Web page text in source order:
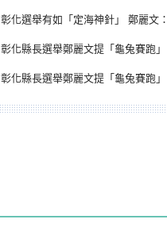
彰化選舉有如「定海神針」 鄭麗文：傾全黨之力讓彰化贏
彰化縣長選舉鄭麗文提「龜兔賽跑」 綠營、無黨籍忙否認是烏龜
彰化縣長選舉鄭麗文提「龜兔賽跑」 綠營、無黨籍忙否認是烏龜